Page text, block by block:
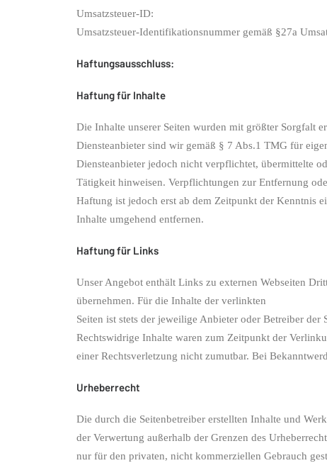
Umsatzsteuer-ID:
Umsatzsteuer-Identifikationsnummer gemäß §27a
Haftungsausschluss:
Haftung für Inhalte
Die Inhalte unserer Seiten wurden mit größter Sorgfalt
Diensteanbieter sind wir gemäß § 7 Abs.1 TMG für
Diensteanbieter jedoch nicht verpflichtet, übermittelte
Tätigkeit hinweisen. Verpflichtungen zur Entfernung
Haftung ist jedoch erst ab dem Zeitpunkt der Kenntnis
Inhalte umgehend entfernen.
Haftung für Links
Unser Angebot enthält Links zu externen Webseiten
übernehmen. Für die Inhalte der verlinkten
Seiten ist stets der jeweilige Anbieter oder Betreiber
Rechtswidrige Inhalte waren zum Zeitpunkt der
einer Rechtsverletzung nicht zumutbar. Bei
Urheberrecht
Die durch die Seitenbetreiber erstellten Inhalte und
der Verwertung außerhalb der Grenzen des
nur für den privaten, nicht kommerziellen Gebrauch